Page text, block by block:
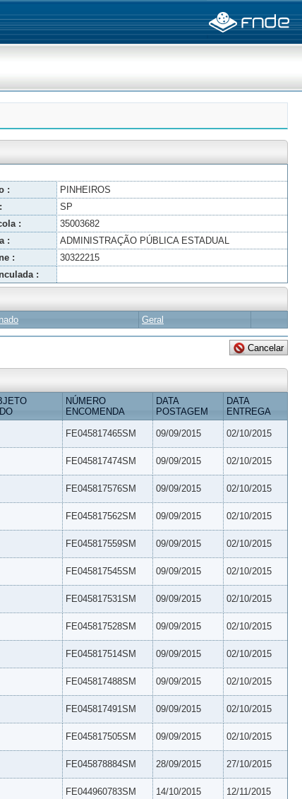
:
PINHEIROS
SP
:
35003682
:
ADMINISTRAÇÃO PÚBLICA ESTADUAL
:
30322215
:
Geral
NÚMERO
ENCOMENDA
DATA
POSTAGEM
DATA
ENTREGA
FE045817465SM 09/09/2015 02/10/2015
FE045817474SM 09/09/2015 02/10/2015
FE045817576SM 09/09/2015 02/10/2015
FE045817562SM 09/09/2015 02/10/2015
FE045817559SM 09/09/2015 02/10/2015
FE045817545SM 09/09/2015 02/10/2015
FE045817531SM 09/09/2015 02/10/2015
FE045817528SM 09/09/2015 02/10/2015
FE045817514SM 09/09/2015 02/10/2015
FE045817488SM 09/09/2015 02/10/2015
FE045817491SM 09/09/2015 02/10/2015
FE045817505SM 09/09/2015 02/10/2015
FE045878884SM 28/09/2015 27/10/2015
FE044960783SM 14/10/2015 12/11/2015